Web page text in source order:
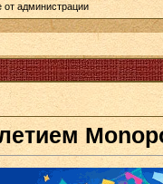
от администрации